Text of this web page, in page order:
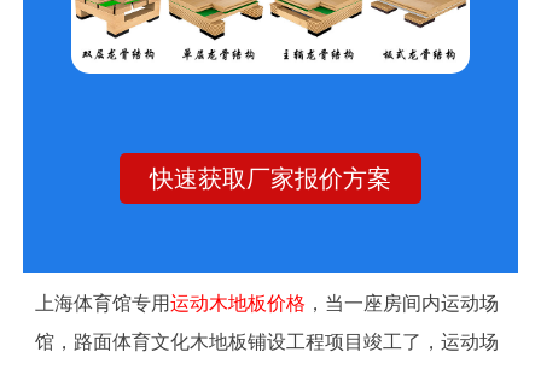
快速获取厂家报价方案
上海体育馆专用运动木地板价格 ，当一座房间内运动场
馆，路面体育文化木地板铺设工程项目竣工了，运动场